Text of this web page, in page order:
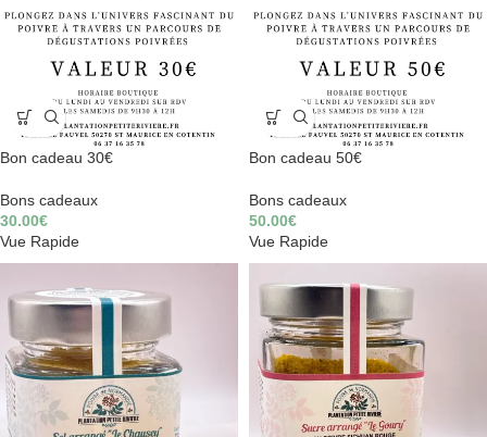
Bon cadeau 30€
Bons cadeaux
30.00€
Vue Rapide
Bon cadeau 50€
Bons cadeaux
50.00€
Vue Rapide